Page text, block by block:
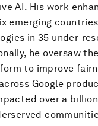
AI. His work
emerging
in 35 under-
he oversaw the
to improve
Google
over a